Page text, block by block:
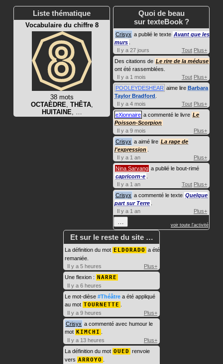
Liste thématique
Vocabulaire du chiffre 8
38 mots
OCTAÈDRE THÊTA,
HUITAINE
Quoi de beau
sur texteBook ?
Crisyx a publié le texte Avant que les
murs
Il y a 27 jours
Tout Plus+
Des citations de Le rire de la méduse
ont été rassemblées.
Il y a 1 mois
Tout Plus+
POOLEYDESHEAR aime lire Barbara
Taylor Bradford
Il y a 4 mois
Tout Plus+
eXionnaire a commenté le livre Le
Poisson-Scorpion
Il y a 9 mois
Plus+
Crisyx a aimé lire La rage de
l'expression
Il y a 1 an
Plus+
Nina Sarvang a publié le bout-rimé
capricorn·e
Il y a 1 an
Tout Plus+
Crisyx a commenté le texte Quelque
part sur Terre
Il y a 1 an
Plus+
voir toute l'activité
Et sur le reste du site …
La définition du mot ELDORADO a été
remaniée.
Il y a 5 heures
Plus+
Une flexion : NARRE
Il y a 6 heures
Le mot-dièse #Théâtre a été appliqué
au mot TOURNETTE
Il y a 9 heures
Plus+
Crisyx a commenté avec humour le
mot KIMCHI
Il y a 13 heures
Plus+
La définition du mot OUED renvoie
vers ARROYO